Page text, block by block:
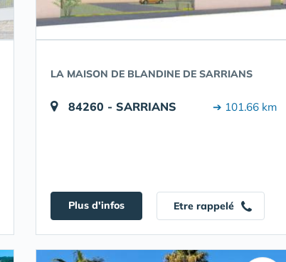
LA MAISON DE BLANDINE DE SARRIANS
84260 - SARRIANS ➔ 101.66 km
Plus d'infos Etre rappelé